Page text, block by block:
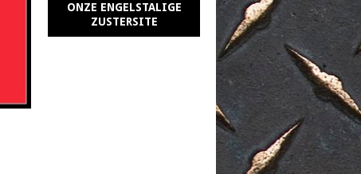
ONZE ENGELSTALIGE
ZUSTERSITE